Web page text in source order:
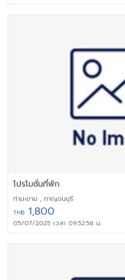
โปรโมชั่นที่พัก
ท่ามะขาม , กาญจนบุรี
THB 1,800
05/07/2025 เวลา 09:52:56 น.